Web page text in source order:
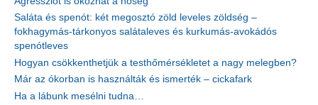
Saláta és spenót: két megosztó zöld leveles zöldség –
fokhagymás-tárkonyos salátaleves és kurkumás-avokádós
spenótleves
Hogyan csökkenthetjük a testhőmérsékletet a nagy melegben?
Már az ókorban is használták és ismerték – cickafark
Ha a lábunk mesélni tudna…